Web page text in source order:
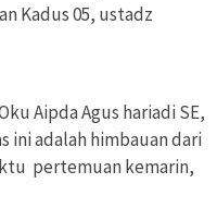
Kadus 05, ustadz
Aipda Agus hariadi SE,
ini adalah himbauan dari
pertemuan kemarin,